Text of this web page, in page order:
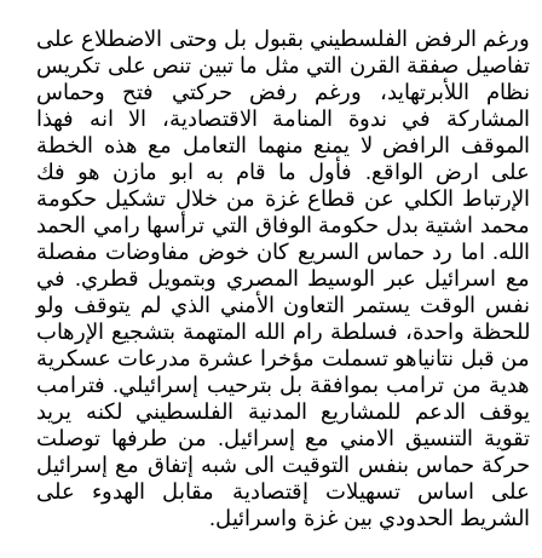
ورغم الرفض الفلسطيني بقبول بل وحتى الاضطلاع على
تفاصيل صفقة القرن التي مثل ما تبين تنص على تكريس
نظام اللأبرتهايد، ورغم رفض حركتي فتح وحماس
المشاركة في ندوة المنامة الاقتصادية، الا انه فهذا
الموقف الرافض لا يمنع منهما التعامل مع هذه الخطة
على ارض الواقع. فأول ما قام به ابو مازن هو فك
الإرتباط الكلي عن قطاع غزة من خلال تشكيل حكومة
محمد اشتية بدل حكومة الوفاق التي ترأسها رامي الحمد
الله. اما رد حماس السريع كان خوض مفاوضات مفصلة
مع اسرائيل عبر الوسيط المصري وبتمويل قطري. في
نفس الوقت يستمر التعاون الأمني الذي لم يتوقف ولو
للحظة واحدة، فسلطة رام الله المتهمة بتشجيع الإرهاب
من قبل نتانياهو تسملت مؤخرا عشرة مدرعات عسكرية
هدية من ترامب بموافقة بل بترحيب إسرائيلي. فترامب
يوقف الدعم للمشاريع المدنية الفلسطيني لكنه يريد
تقوية التنسيق الامني مع إسرائيل. من طرفها توصلت
حركة حماس بنفس التوقيت الى شبه إتفاق مع إسرائيل
على اساس تسهيلات إقتصادية مقابل الهدوء على
الشريط الحدودي بين غزة واسرائيل.